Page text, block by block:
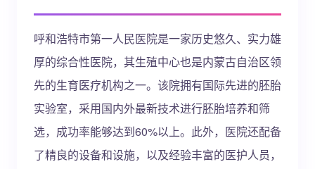
呼和浩特市第一人民医院是一家历史悠久、实力雄
厚的综合性医院，其生殖中心也是内蒙古自治区领
先的生育医疗机构之一。该院拥有国际先进的胚胎
实验室，采用国内外最新技术进行胚胎培养和筛
选，成功率能够达到60%以上。此外，医院还配备
了精良的设备和设施，以及经验丰富的医护人员，